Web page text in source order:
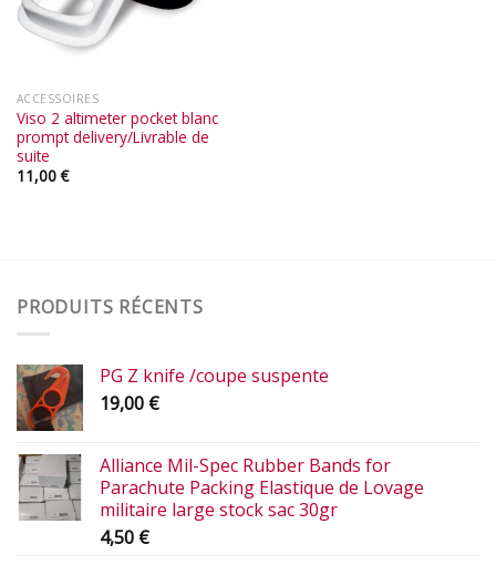
ACCESSOIRES
Viso 2 altimeter pocket blanc
prompt delivery/Livrable de
suite
11,00€
PRODUITS RÉCENTS
PG Z knife /coupe suspente
19,00 €
Alliance Mil-Spec Rubber Bands for
Parachute Packing Elastique de Lovage
militaire large stock sac 30gr
4,50 €